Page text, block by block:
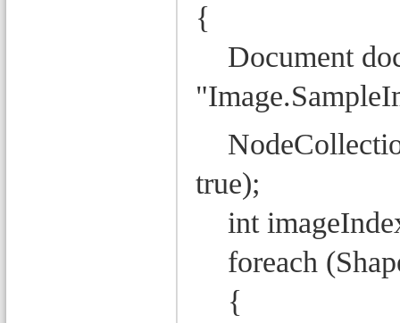
{
Document
true);
int
foreach
{